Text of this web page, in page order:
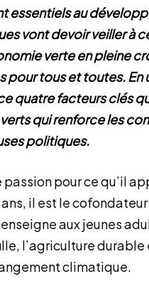
essentiels au
vont devoir veiller à
verte en pleine
pour tous et toutes.
quatre facteurs clés
qui renforce les
politiques.
passion pour ce qu’il
il est le
aux jeunes
l’agriculture
climatique.